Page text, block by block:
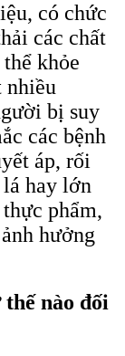
có chức
các chất
khỏe
nhiều
bị suy
các bệnh
áp, rối
hay lớn
phẩm,
hưởng
nào đối